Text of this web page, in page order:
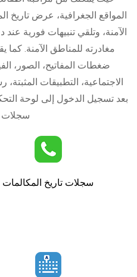
المواقع الجغرافية، عرض تاريخ
الآمنة، وتلقي تنبيهات فورية
مغادرته للمناطق الآمنة.
ضغطات المفاتيح، الصور،
الاجتماعية، التطبيقات المثبتة،
بعد تسجيل الدخول إلى لوحة
سجلات
سجلات تاريخ المكالمات